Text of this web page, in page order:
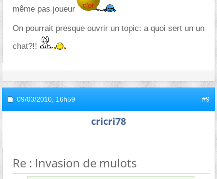
même pas joueur
On pourrait presque ouvrir un topic: a quoi sert un un
chat?!!
09/03/2010, 16h59 #9
cricri78
Re : Invasion de mulots